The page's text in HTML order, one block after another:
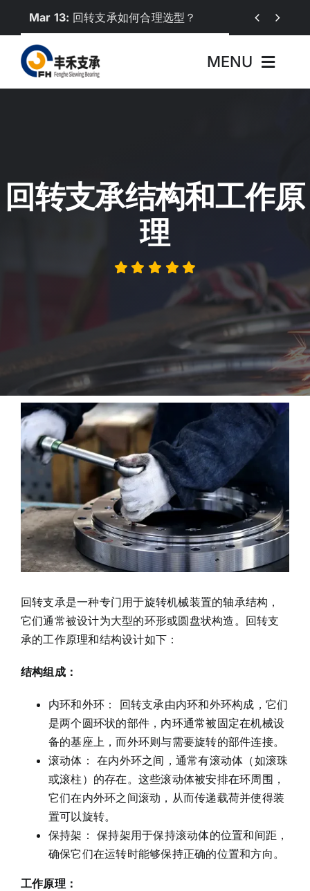
content
Mar 13: 回转支承如何合理选型？  
MENU
产品中心
联系丰禾
回转支承结构和工作原
理
回转支承是一种专门用于旋转机械装置的轴承结构，
它们通常被设计为大型的环形或圆盘状构造。回转支
承的工作原理和结构设计如下：
结构组成：
内环和外环： 回转支承由内环和外环构成，它们
是两个圆环状的部件，内环通常被固定在机械设
备的基座上，而外环则与需要旋转的部件连接。
滚动体： 在内外环之间，通常有滚动体（如滚珠
或滚柱）的存在。这些滚动体被安排在环周围，
它们在内外环之间滚动，从而传递载荷并使得装
置可以旋转。
保持架： 保持架用于保持滚动体的位置和间距，
确保它们在运转时能够保持正确的位置和方向。
工作原理：